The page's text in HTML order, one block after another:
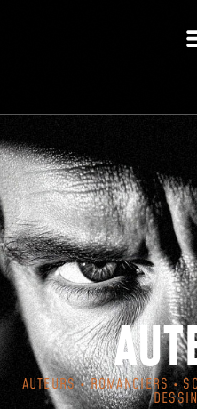
AUTEURS • ROMANCIERS •